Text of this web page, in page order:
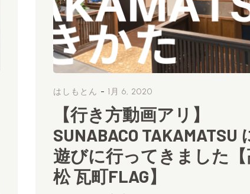
はしもとん - 1月 6, 2020
【行き方動画アリ】
SUNABACO TAKAMATSU
遊びに行ってきました
松 瓦町FLAG】